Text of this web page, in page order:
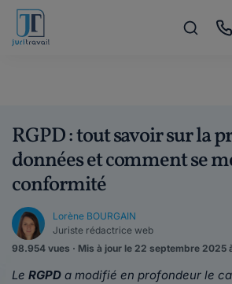
RGPD : tout savoir sur la
données et comment se
conformité
Lorène BOURGAIN
Juriste rédactrice web
98.954 vues · Mis à jour le 22 septembre 2025
Le RGPD a modifié en profondeur le